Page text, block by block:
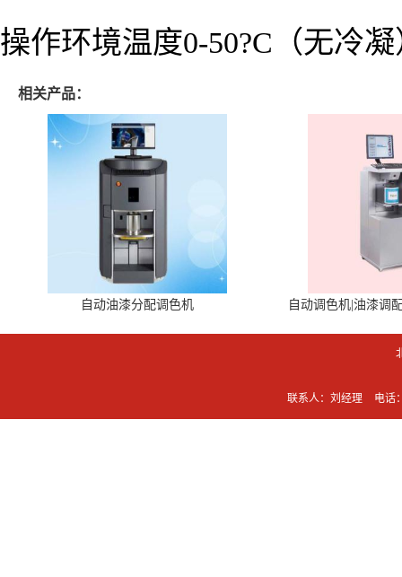
操作环境温度0-50?C（无冷
相关产品：
自动油漆分配调色机 自动调色机|油漆调
联系人：刘经理 电话